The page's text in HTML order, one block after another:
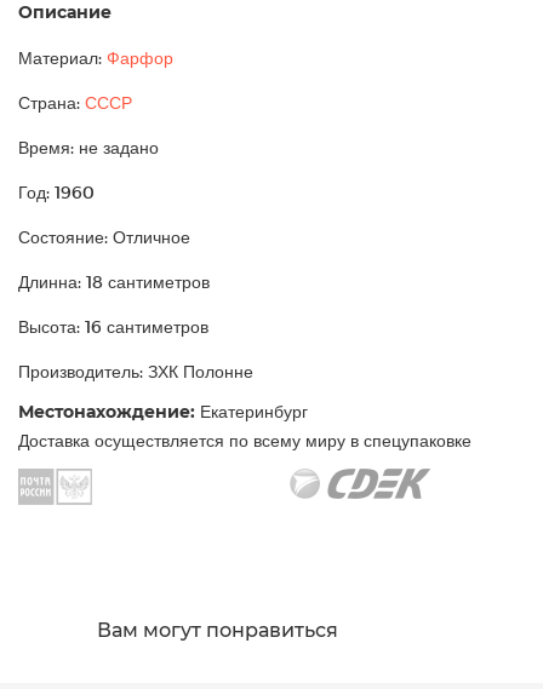
Описание
Материал: Фарфор
Страна: СССР
Время: не задано
Год: 1960
Состояние: Отличное
Длинна: 18 сантиметров
Высота: 16 сантиметров
Производитель: ЗХК Полонне
Местонахождение: Екатеринбург
Доставка осуществляется по всему миру в спецупаковке
Вам могут понравиться